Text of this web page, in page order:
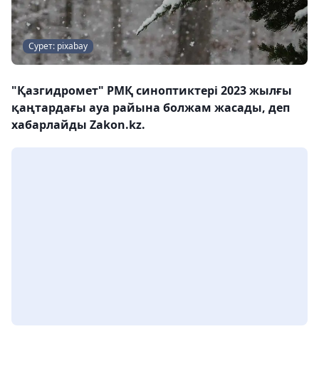
Cурет: pixabay
"Қазгидромет" РМҚ синоптиктері 2023 жылғы
қаңтардағы ауа райына болжам жасады, деп
хабарлайды Zakon.kz.